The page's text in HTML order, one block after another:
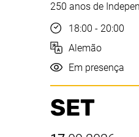
250 anos de
Hora
18:00 - 20:00
Idioma
Alemão
Realização
Em presença
SET